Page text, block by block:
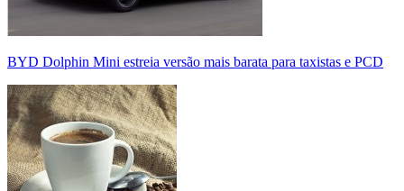
BYD Dolphin Mini estreia versão mais barata para taxistas e PCD